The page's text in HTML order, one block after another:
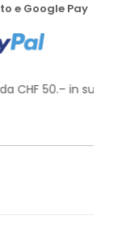
e Google Pay
CHF 50.– in su!